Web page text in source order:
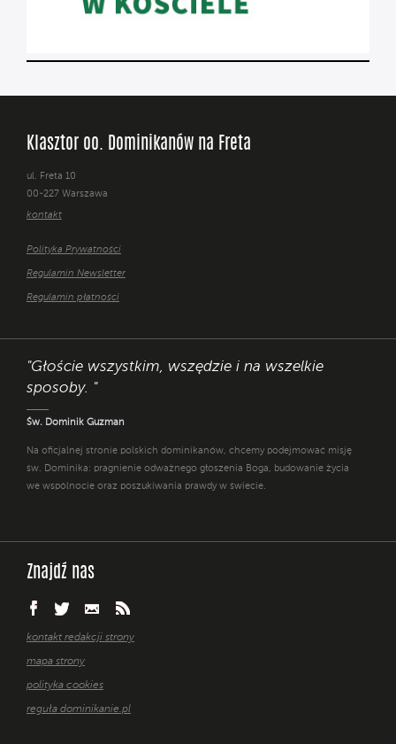
Klasztor oo. Dominikanów na Freta
ul. Freta 10
00-227 Warszawa
kontakt
Polityka Prywatności
Regulamin Newsletter
Regulamin płatności
"Głoście wszystkim, wszędzie i na wszelkie
sposoby. "
Św. Dominik Guzman
Na oficjalnej stronie polskich dominikanów, chcemy podejmować misję
św. Dominika: pragnienie odważnego głoszenia Boga, budowanie życia
we wspólnocie oraz poszukiwania prawdy w świecie.
Znajdź nas
kontakt redakcji strony
mapa strony
polityka cookies
reguła dominikanie.pl